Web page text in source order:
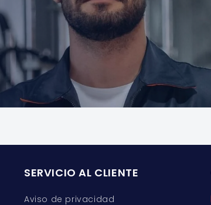
SERVICIO AL CLIENTE
Aviso de privacidad